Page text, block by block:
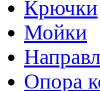
Крючки
Мойки
Опора